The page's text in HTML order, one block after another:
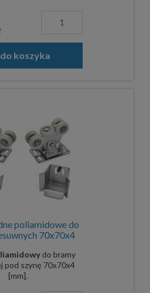
do koszyka
poliamidowe do
70x70x4
do bramy
pod szynę 70x70x4
[mm].